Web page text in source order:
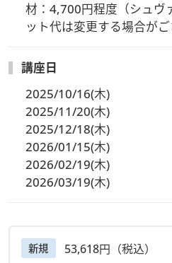
材：4,700円程度（シュ
ット代は変更する場合がご
講座日
2025/10/16(木)
2025/11/20(木)
2025/12/18(木)
2026/01/15(木)
2026/02/19(木)
2026/03/19(木)
新規 53,618円（税込）